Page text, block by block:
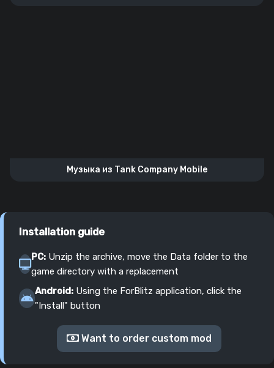
Музыка из Tank Company Mobile
Installation guide
PC: Unzip the archive, move the Data folder to the
game directory with a replacement
Android: Using the ForBlitz application, click the
"Install" button
Want to order custom mod